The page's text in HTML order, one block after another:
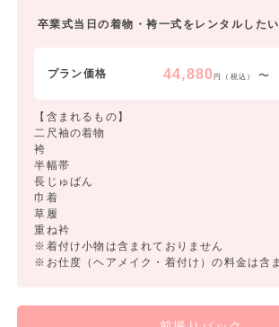
卒業式当日の着物・袴一式をレンタルした
プラン価格 44,880円（税込） 〜
【含まれるもの】
二尺袖の着物
袴
半幅帯
長じゅばん
巾着
草履
重ね衿
※着付け小物は含まれておりません
※お仕度（ヘアメイク・着付け）の料金は含